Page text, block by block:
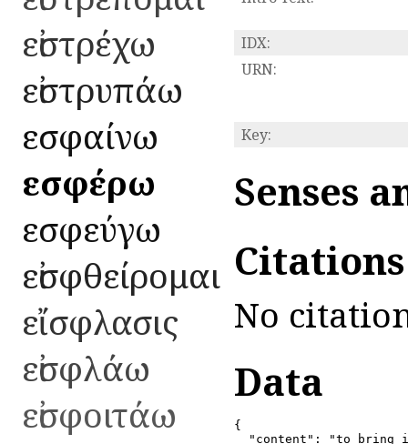
εἰστρέχω
εἰστρυπάω
εἰσφαίνω
εἰσφέρω
εἰσφεύγω
εἰσφθείρομαι
εἴσφλασις
εἰσφλάω
εἰσφοιτάω
IDX:
URN:
Key:
Senses
No
Data
{
"content": "to bring